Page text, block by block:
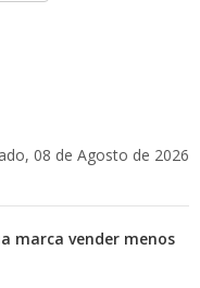
08 de Agosto de 2026
marca vender menos